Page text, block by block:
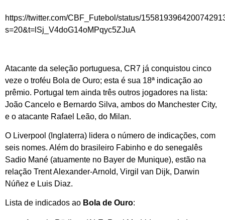
https://twitter.com/CBF_Futebol/status/
s=20&t=lSj_V4doG14oMPqyc5ZJuA
Atacante da seleção portuguesa, CR7 já conquistou cinco
veze o troféu Bola de Ouro; esta é sua 18ª indicação ao
prêmio. Portugal tem ainda três outros jogadores na lista:
João Cancelo e Bernardo Silva, ambos do Manchester City,
e o atacante Rafael Leão, do Milan.
O Liverpool (Inglaterra) lidera o número de indicações, com
seis nomes. Além do brasileiro Fabinho e do senegalês
Sadio Mané (atuamente no Bayer de Munique), estão na
relação Trent Alexander-Arnold, Virgil van Dijk, Darwin
Núñez e Luis Diaz.
Lista de indicados ao Bola de Ouro: